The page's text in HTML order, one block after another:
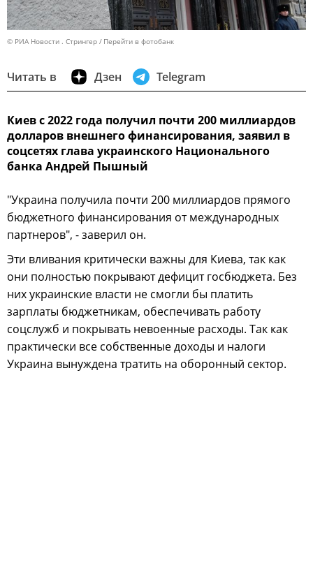
© РИА Новости . Стрингер Перейти в фотобанк
Читать в Дзен Telegram
Киев с 2022 года получил почти 200 миллиардов
долларов внешнего финансирования, заявил в
соцсетях глава украинского Национального
банка Андрей Пышный
"Украина получила почти 200 миллиардов прямого
бюджетного финансирования от международных
партнеров", - заверил он.
Эти вливания критически важны для Киева, так как
они полностью покрывают дефицит госбюджета. Без
них украинские власти не смогли бы платить
зарплаты бюджетникам, обеспечивать работу
соцслужб и покрывать невоенные расходы. Так как
практически все собственные доходы и налоги
Украина вынуждена тратить на оборонный сектор.